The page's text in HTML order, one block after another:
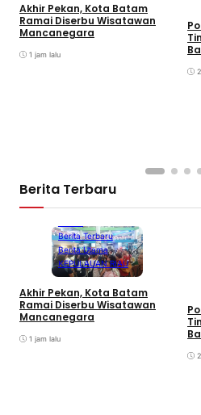
Akhir Pekan, Kota Batam
Ramai Diserbu Wisatawan
Mancanegara
1 jam lalu
Berita Terbaru
Berita Terbaru
Berita Utama
KEPULAUAN RIAU
Akhir Pekan, Kota Batam
Ramai Diserbu Wisatawan
Mancanegara
1 jam lalu